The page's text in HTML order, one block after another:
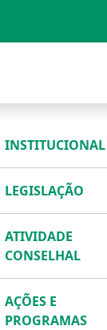
INSTITUCIONAL
LEGISLAÇÃO
ATIVIDADE
CONSELHAL
AÇÕES E
PROGRAMAS